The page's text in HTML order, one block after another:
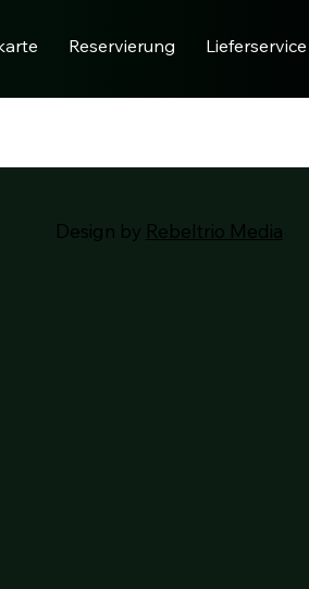
Reservierung Lieferservice
Design by Rebeltrio Media